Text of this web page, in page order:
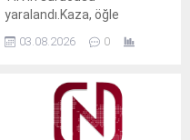
yardıma koştu. Durumu fark
eden aile üyeleri, aynı evde...
yaralandı.Kaza, öğle
ilçesine bağlı kırsal Girmeli
uluslararası İpekyolu’nda
meydana
geldi.Sürücüsünün kimliği
03.08.2026 0